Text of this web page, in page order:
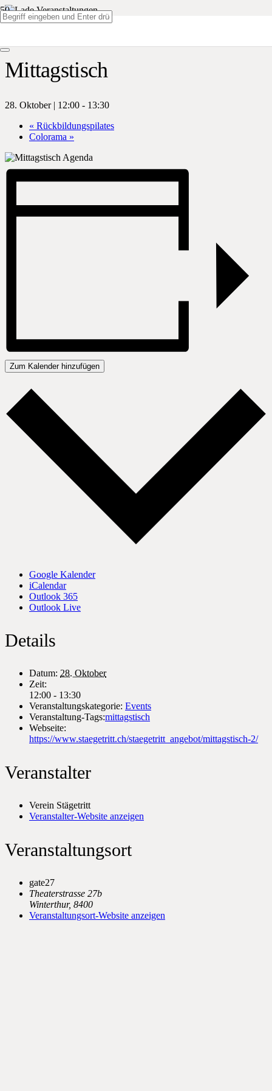
Mittagstisch
28. Oktober | 12:00 - 13:30
« Rückbildungspilates
Colorama »
Zum Kalender hinzufügen
Google Kalender
iCalendar
Outlook 365
Outlook Live
Details
Datum: 28. Oktober
Zeit:
12:00 - 13:30
Veranstaltungskategorie: Events
Veranstaltung-Tags:mittagstisch
Webseite:
https://www.staegetritt.ch/staegetritt_angebot/mittagstisch-2/
Veranstalter
Verein Stägetritt
Veranstalter-Website anzeigen
Veranstaltungsort
gate27
Theaterstrasse 27b
Winterthur, 8400
Veranstaltungsort-Website anzeigen